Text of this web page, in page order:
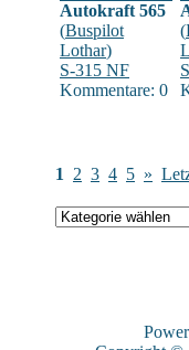
Autokraft 565
(Buspilot
Lothar)
S-315 NF
Kommentare: 0
(
1 2 3 4 5 »